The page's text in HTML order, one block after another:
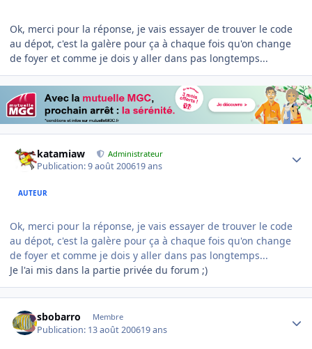
Ok, merci pour la réponse, je vais essayer de trouver le code
au dépot, c'est la galère pour ça à chaque fois qu'on change
de foyer et comme je dois y aller dans pas longtemps...
katamiaw Administrateur
Publication:9 août 200619 ans
AUTEUR
Ok, merci pour la réponse, je vais essayer de trouver le code
au dépot, c'est la galère pour ça à chaque fois qu'on change
de foyer et comme je dois y aller dans pas longtemps...
Je l'ai mis dans la partie privée du forum ;)
sbobarro Membre
Publication: 13 août 200619 ans